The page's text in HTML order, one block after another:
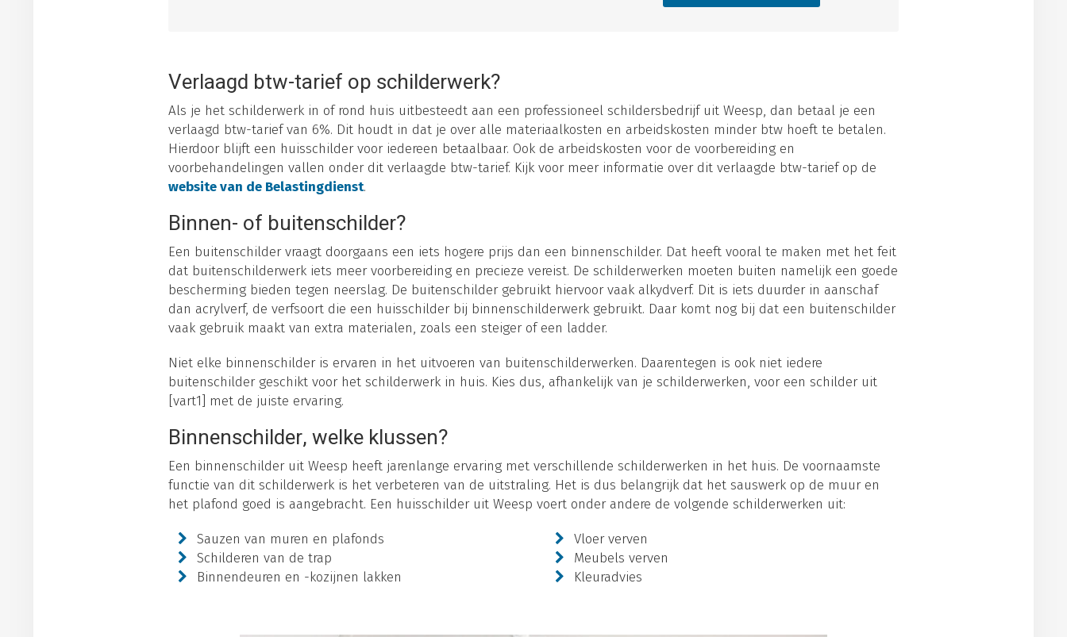
Verlaagd btw-tarief op schilderwerk?
Als je het schilderwerk in of rond huis uitbesteedt aan een professioneel schildersbedrijf uit Weesp, dan betaal je een
verlaagd btw-tarief van 6%. Dit houdt in dat je over alle materiaalkosten en arbeidskosten minder btw hoeft te betalen.
Hierdoor blijft een huisschilder voor iedereen betaalbaar. Ook de arbeidskosten voor de voorbereiding en
voorbehandelingen vallen onder dit verlaagde btw-tarief. Kijk voor meer informatie over dit verlaagde btw-tarief op de
website van de Belastingdienst.
Binnen- of buitenschilder?
Een buitenschilder vraagt doorgaans een iets hogere prijs dan een binnenschilder. Dat heeft vooral te maken met het feit
dat buitenschilderwerk iets meer voorbereiding en precieze vereist. De schilderwerken moeten buiten namelijk een goede
bescherming bieden tegen neerslag. De buitenschilder gebruikt hiervoor vaak alkydverf. Dit is iets duurder in aanschaf
dan acrylverf, de verfsoort die een huisschilder bij binnenschilderwerk gebruikt. Daar komt nog bij dat een buitenschilder
vaak gebruik maakt van extra materialen, zoals een steiger of een ladder.
Niet elke binnenschilder is ervaren in het uitvoeren van buitenschilderwerken. Daarentegen is ook niet iedere
buitenschilder geschikt voor het schilderwerk in huis. Kies dus, afhankelijk van je schilderwerken, voor een schilder uit
[vart1] met de juiste ervaring.
Binnenschilder, welke klussen?
Een binnenschilder uit Weesp heeft jarenlange ervaring met verschillende schilderwerken in het huis. De voornaamste
functie van dit schilderwerk is het verbeteren van de uitstraling. Het is dus belangrijk dat het sauswerk op de muur en
het plafond goed is aangebracht. Een huisschilder uit Weesp voert onder andere de volgende schilderwerken uit:
Sauzen van muren en plafonds
Schilderen van de trap
Binnendeuren en -kozijnen lakken
Vloer verven
Meubels verven
Kleuradvies